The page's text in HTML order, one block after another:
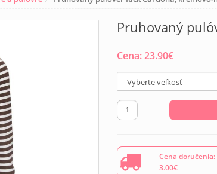
Pruhovaný
Cena:23.90€
Cena doručenia:
3.00€